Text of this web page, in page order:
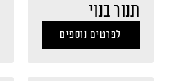
תנור בנוי
לפרטים נוספים